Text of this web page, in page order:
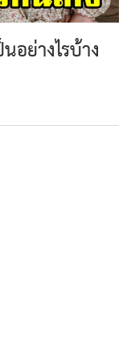
อย่างไรบ้าง